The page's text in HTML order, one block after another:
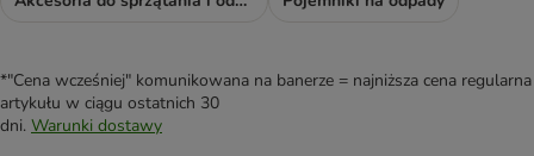
*"Cena wcześniej" komunikowana na banerze = najniższa cena regularna
artykułu w ciągu ostatnich 30
dni. Warunki dostawy